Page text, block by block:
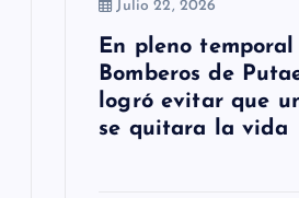
Julio 22, 2026
En pleno temporal
Bomberos de
logró evitar que
se quitara la vida